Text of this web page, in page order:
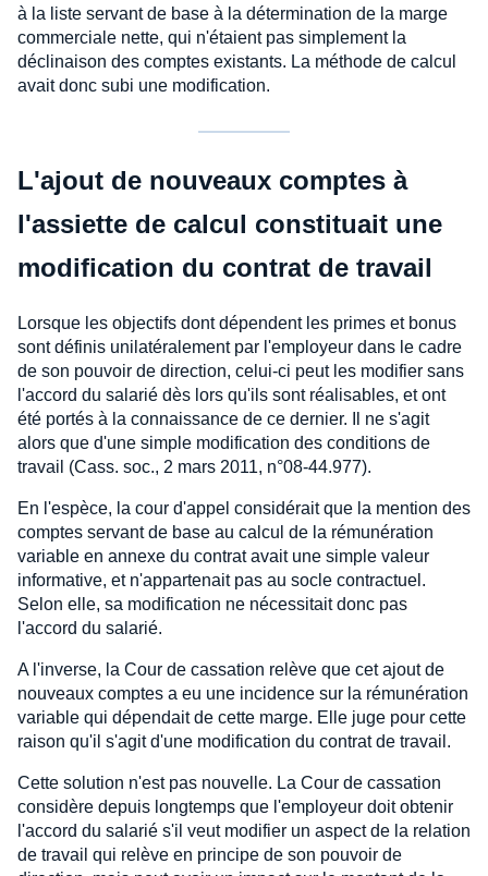
à la liste servant de base à la détermination de la marge
commerciale nette, qui n'étaient pas simplement la
déclinaison des comptes existants. La méthode de calcul
avait donc subi une modification.
L'ajout de nouveaux comptes à
l'assiette de calcul constituait une
modification du contrat de travail
Lorsque les objectifs dont dépendent les primes et bonus
sont définis unilatéralement par l'employeur dans le cadre
de son pouvoir de direction, celui-ci peut les modifier sans
l'accord du salarié dès lors qu'ils sont réalisables, et ont
été portés à la connaissance de ce dernier. Il ne s'agit
alors que d'une simple modification des conditions de
travail (Cass. soc., 2 mars 2011, n°08-44.977).
En l'espèce, la cour d'appel considérait que la mention des
comptes servant de base au calcul de la rémunération
variable en annexe du contrat avait une simple valeur
informative, et n'appartenait pas au socle contractuel.
Selon elle, sa modification ne nécessitait donc pas
l'accord du salarié.
A l'inverse, la Cour de cassation relève que cet ajout de
nouveaux comptes a eu une incidence sur la rémunération
variable qui dépendait de cette marge. Elle juge pour cette
raison qu'il s'agit d'une modification du contrat de travail.
Cette solution n'est pas nouvelle. La Cour de cassation
considère depuis longtemps que l'employeur doit obtenir
l'accord du salarié s'il veut modifier un aspect de la relation
de travail qui relève en principe de son pouvoir de